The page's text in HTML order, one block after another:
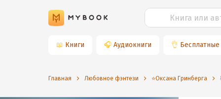
📖 Книги 🎧 Аудиокниги 👌 Бесплатные
Главная Любовное фэнтези ⭐️Оксана Гринберга